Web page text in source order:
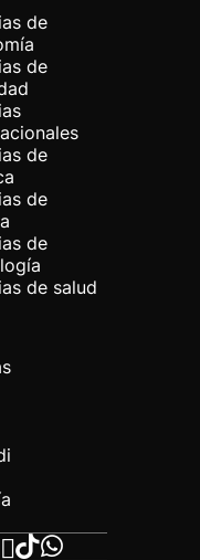
de
de
de
de
de
de salud